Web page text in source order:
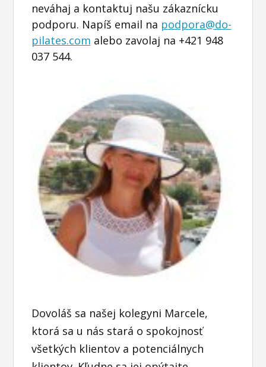
neváhaj a kontaktuj našu zákaznícku
podporu. Napíš email na podpora@do-
pilates.com alebo zavolaj na +421 948
037 544.
Dovoláš sa našej kolegyni Marcele,
ktorá sa u nás stará o spokojnosť
všetkých klientov a potenciálnych